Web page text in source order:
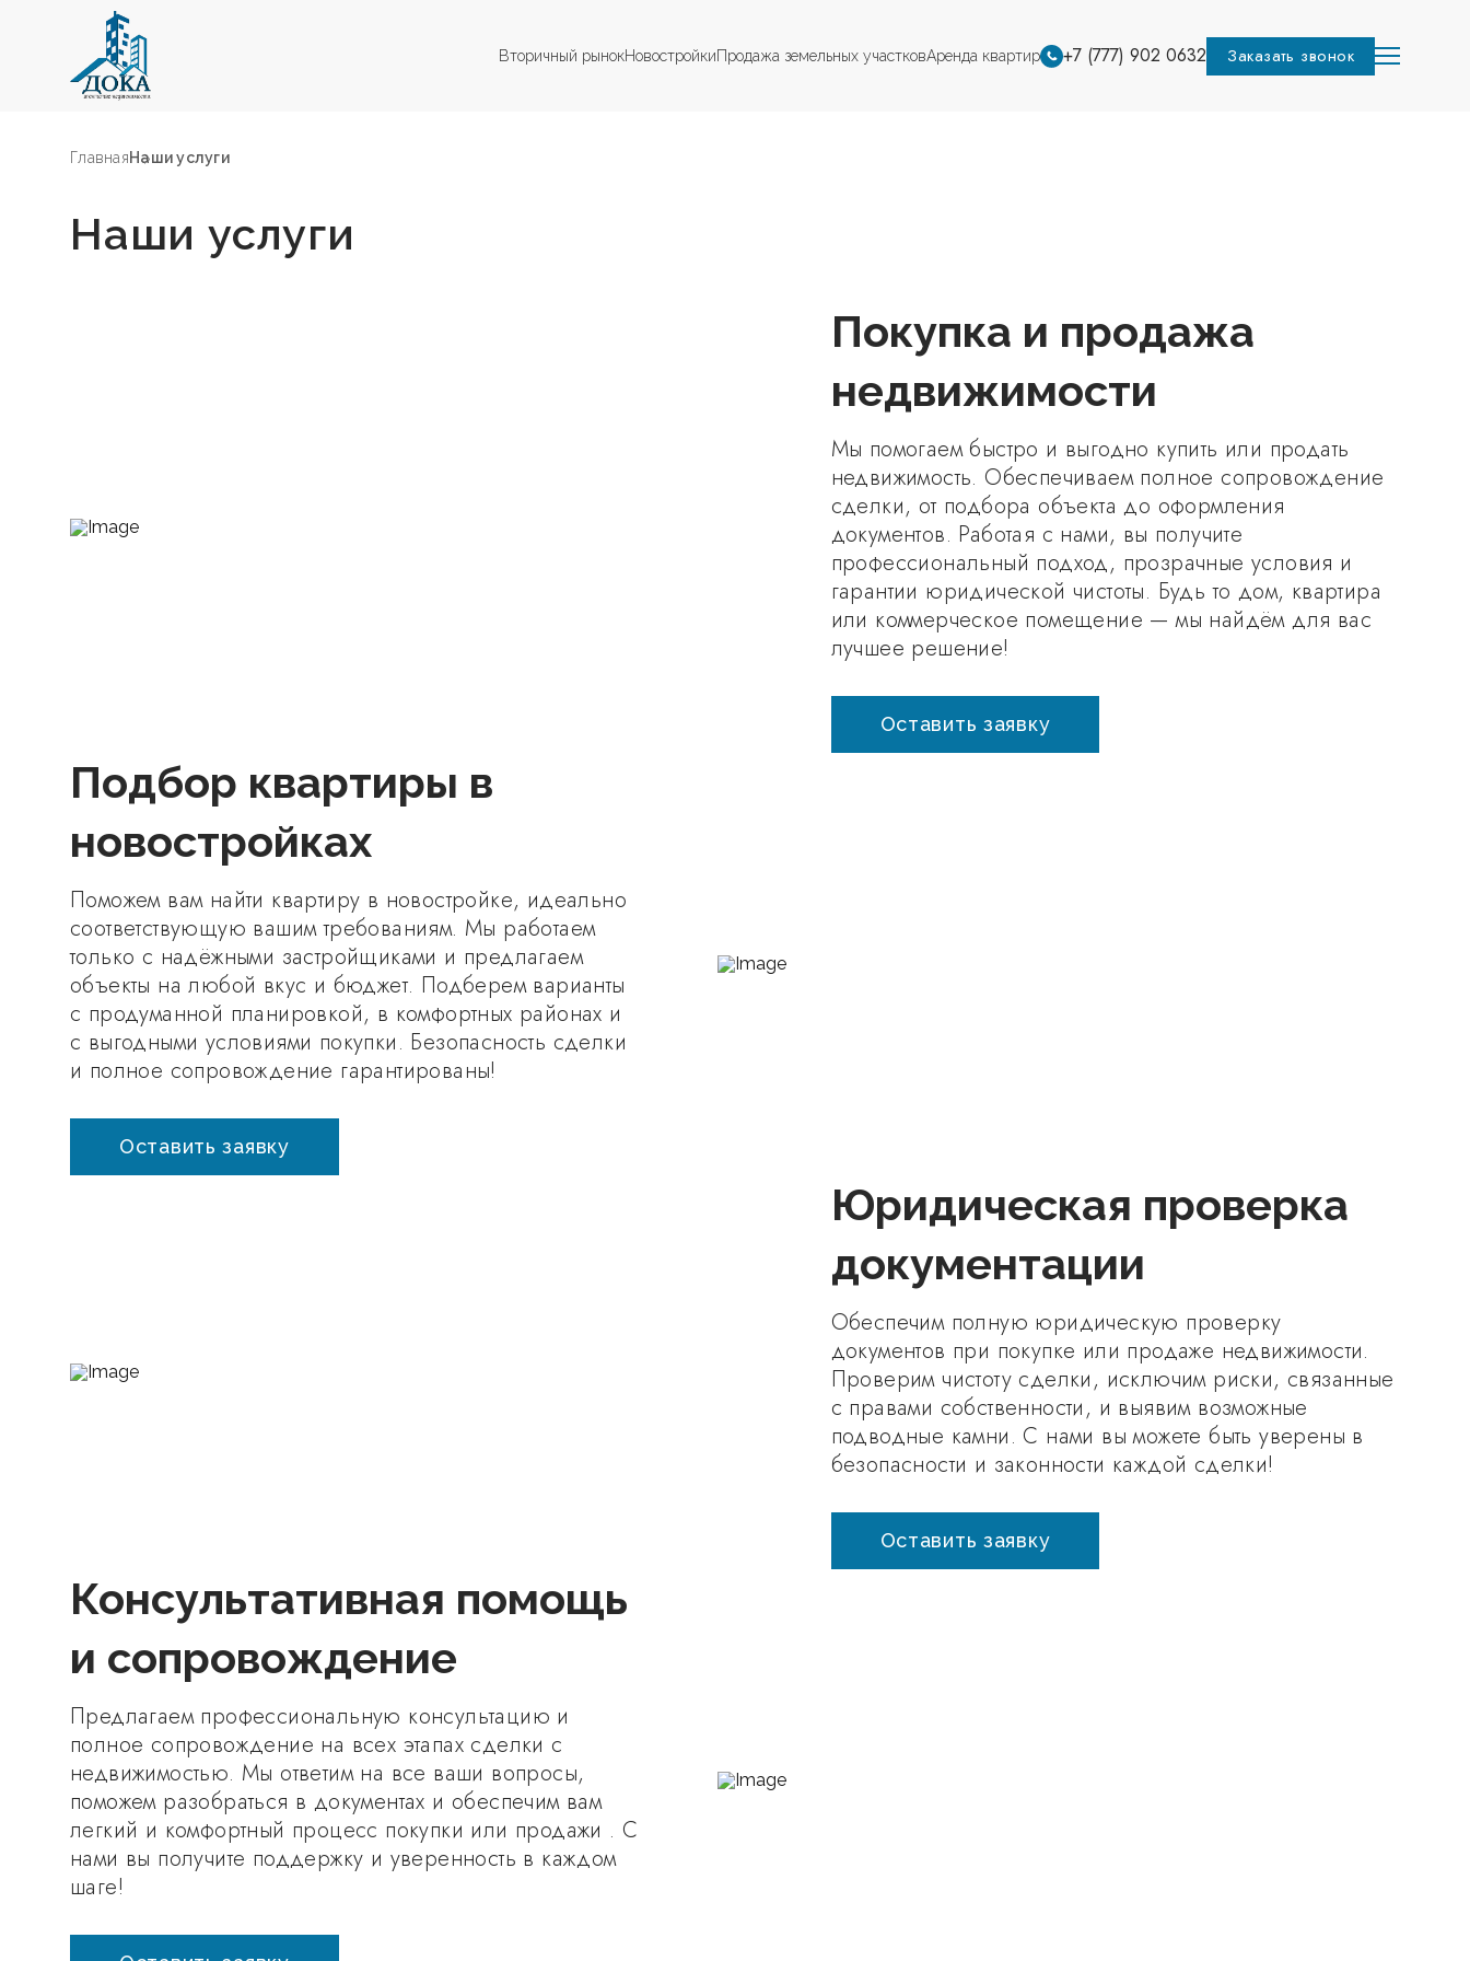
Вторичный рынокНовостройкиПродажа земельных участковАренда квартир +7 (777) 902 0632 Заказать звонок
ГлавнаяНаши услуги
Наши услуги
Покупка и продажа
недвижимости
Мы помогаем быстро и выгодно купить или продать
недвижимость. Обеспечиваем полное сопровождение
сделки, от подбора объекта до оформления
документов. Работая с нами, вы получите
профессиональный подход, прозрачные условия и
гарантии юридической чистоты. Будь то дом, квартира
или коммерческое помещение — мы найдём для вас
лучшее решение!
Оставить заявку
Подбор квартиры в
новостройках
Поможем вам найти квартиру в новостройке, идеально
соответствующую вашим требованиям. Мы работаем
только с надёжными застройщиками и предлагаем
объекты на любой вкус и бюджет. Подберем варианты
с продуманной планировкой, в комфортных районах и
с выгодными условиями покупки. Безопасность сделки
и полное сопровождение гарантированы!
Оставить заявку
Юридическая проверка
документации
Обеспечим полную юридическую проверку
документов при покупке или продаже недвижимости.
Проверим чистоту сделки, исключим риски, связанные
с правами собственности, и выявим возможные
подводные камни. С нами вы можете быть уверены в
безопасности и законности каждой сделки!
Оставить заявку
Консультативная помощь
и сопровождение
Предлагаем профессиональную консультацию и
полное сопровождение на всех этапах сделки с
недвижимостью. Мы ответим на все ваши вопросы,
поможем разобраться в документах и обеспечим вам
легкий и комфортный процесс покупки или продажи . С
нами вы получите поддержку и уверенность в каждом
шаге!